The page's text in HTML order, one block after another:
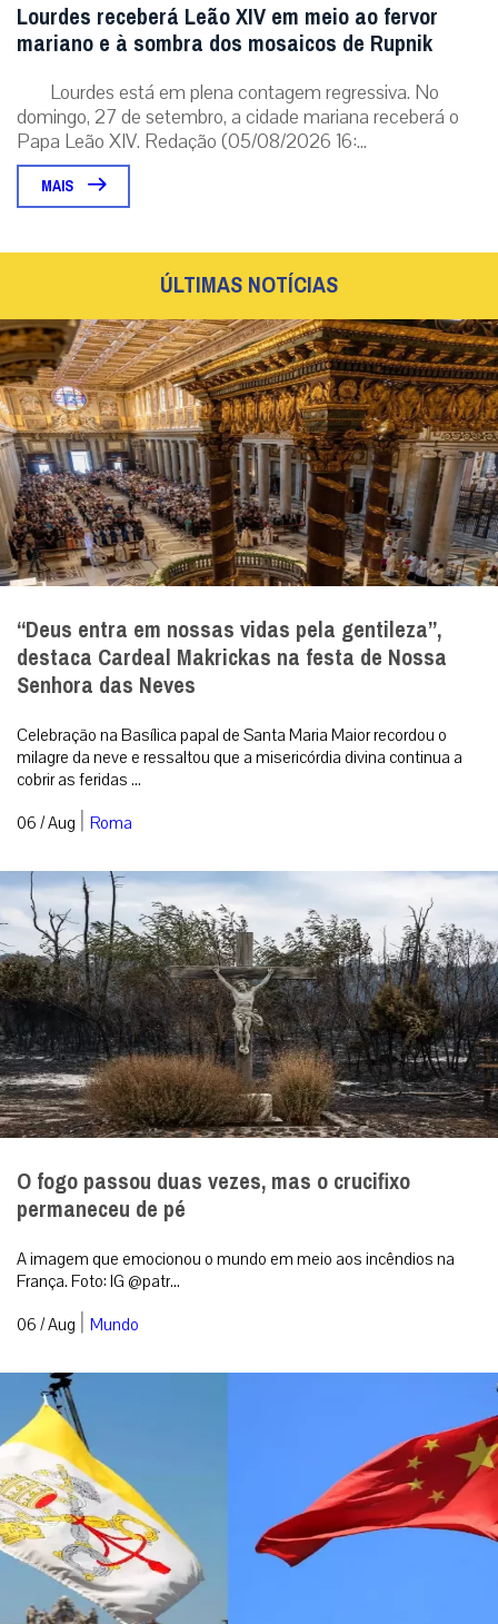
Lourdes receberá Leão XIV em meio ao fervor
mariano e à sombra dos mosaicos de Rupnik
Lourdes está em plena contagem regressiva. No
domingo, 27 de setembro, a cidade mariana receberá o
Papa Leão XIV. Redação (05/08/2026 16:...
MAIS
ÚLTIMAS NOTÍCIAS
“Deus entra em nossas vidas pela gentileza”,
destaca Cardeal Makrickas na festa de Nossa
Senhora das Neves
Celebração na Basílica papal de Santa Maria Maior recordou o
milagre da neve e ressaltou que a misericórdia divina continua a
cobrir as feridas ...
06 / Aug | Roma
O fogo passou duas vezes, mas o crucifixo
permaneceu de pé
A imagem que emocionou o mundo em meio aos incêndios na
França. Foto: IG @patr...
06 / Aug | Mundo